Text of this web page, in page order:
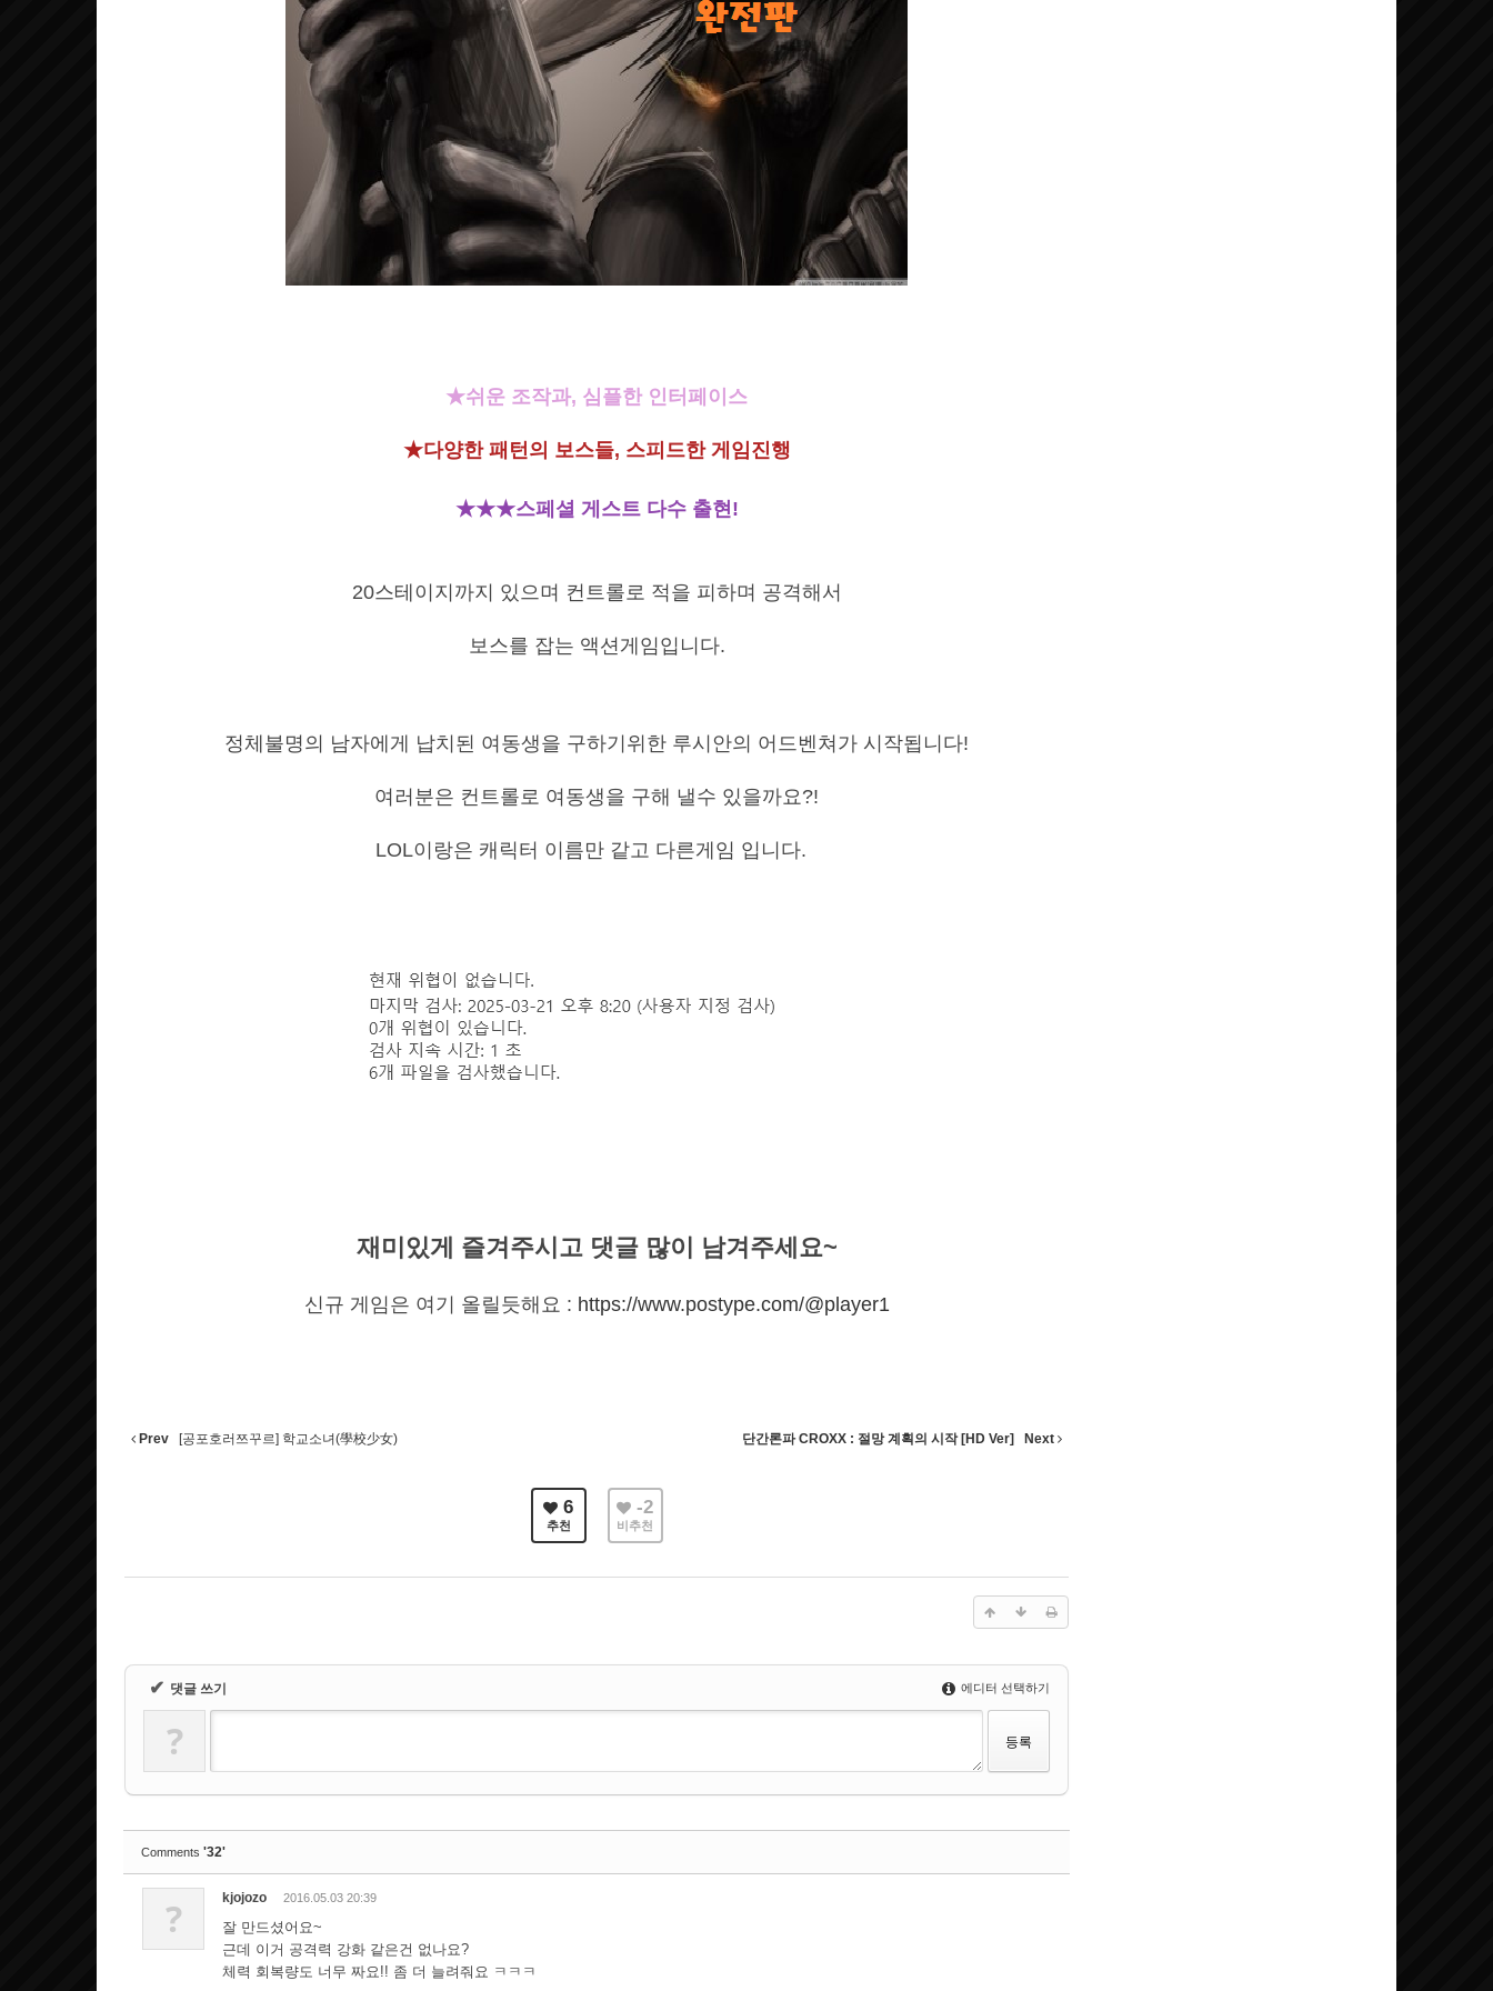
★쉬운 조작과, 심플한 인터페이스
★다양한 패턴의 보스들, 스피드한 게임진행
★★★스페셜 게스트 다수 출현!
20스테이지까지 있으며 컨트롤로 적을 피하며 공격해서
보스를 잡는 액션게임입니다.
정체불명의 남자에게 납치된 여동생을 구하기위한 루시안의 어드벤쳐가 시작됩니다!
여러분은 컨트롤로 여동생을 구해 낼수 있을까요?!
LOL이랑은 캐릭터 이름만 같고 다른게임 입니다.
재미있게 즐겨주시고 댓글 많이 남겨주세요~
신규 게임은 여기 올릴듯해요 : https://www.postype.com/@player1
Prev [공포호러쯔꾸르] 학교소녀(學校少女) 단간론파 CROXX : 절망 계획의 시작 [HD Ver] Next
6
추천
-2
비추천
✔ 댓글 쓰기 에디터 선택하기
?
Comments '32'
? kjojozo 2016.05.03 20:39
잘 만드셨어요~
근데 이거 공격력 강화 같은건 없나요?
체력 회복량도 너무 짜요!! 좀 더 늘려줘요 ㅋㅋㅋ